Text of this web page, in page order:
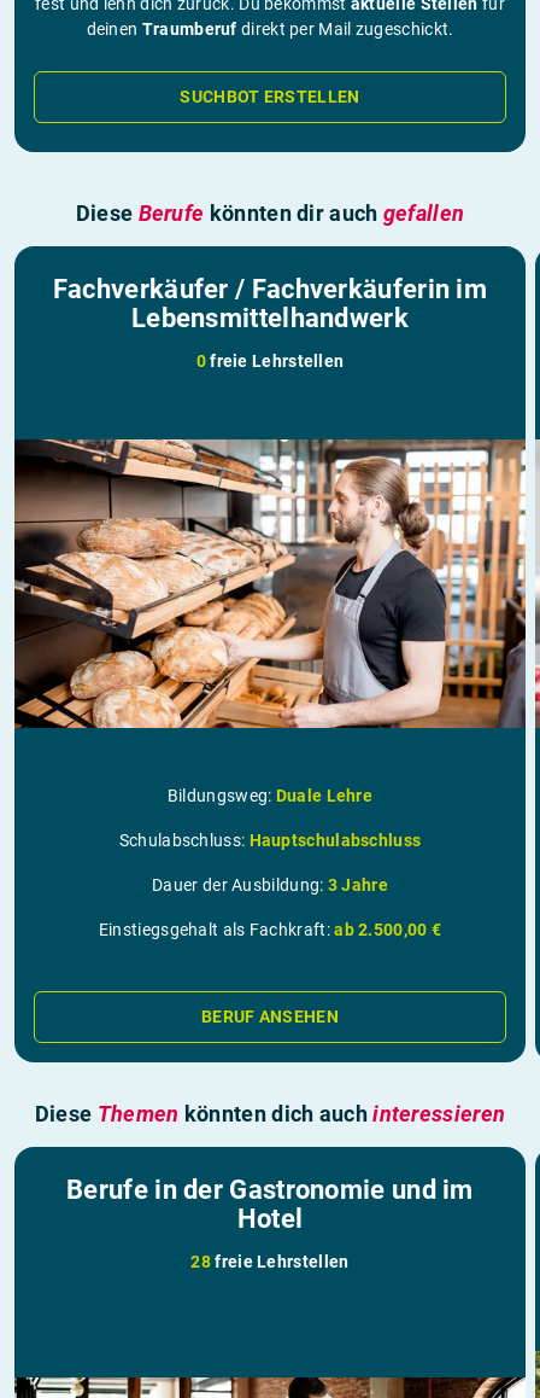
deinen Traumberuf direkt per Mail zugeschickt.
SUCHBOT ERSTELLEN
Diese Berufe könnten dir auch gefallen
Fachverkäufer / Fachverkäuferin im
Lebensmittelhandwerk
0freie Lehrstellen
Bildungsweg: Duale Lehre
Schulabschluss: Hauptschulabschluss
Dauer der Ausbildung: 3 Jahre
Einstiegsgehalt als Fachkraft:ab 2.500,00 €
BERUF ANSEHEN
Diese Themen könnten dich auchinteressieren
Berufe in der Gastronomie und im
Hotel
28freie Lehrstellen